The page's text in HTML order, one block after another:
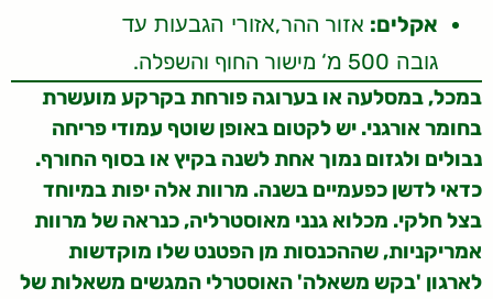
אקלים: אזור ההר,אזורי הגבעות עד
גובה 500 מ‘ מישור החוף והשפלה.
במכל, במסלעה או בערוגה פורחת בקרקע מועשרת
בחומר אורגני. יש לקטום באופן שוטף עמודי פריחה
נבולים ולגזום נמוך אחת לשנה בקיץ או בסוף החורף.
כדאי לדשן כפעמיים בשנה. מרוות אלה יפות במיוחד
בצל חלקי. מכלוא גנני מאוסטרליה, כנראה של מרוות
אמריקניות, שההכנסות מן הפטנט שלו מוקדשות
לארגון 'בקש משאלה' האוסטרלי המגשים משאלות של